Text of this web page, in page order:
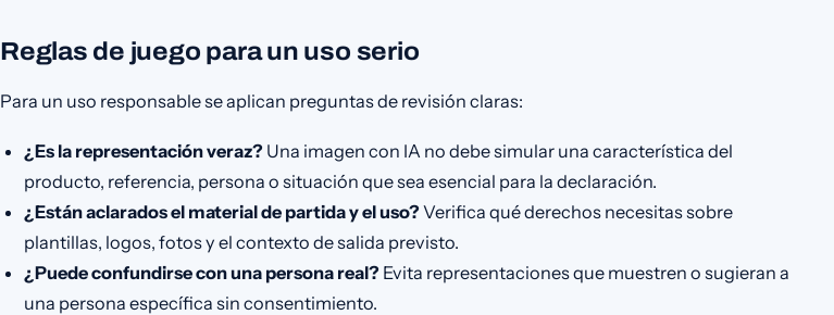
Reglas de juego para un uso serio
Para un uso responsable se aplican preguntas de revisión claras:
¿Es la representación veraz? Una imagen con IA no debe simular una característica del
producto, referencia, persona o situación que sea esencial para la declaración.
¿Están aclarados el material de partida y el uso? Verifica qué derechos necesitas sobre
plantillas, logos, fotos y el contexto de salida previsto.
¿Puede confundirse con una persona real? Evita representaciones que muestren o sugieran a
una persona específica sin consentimiento.